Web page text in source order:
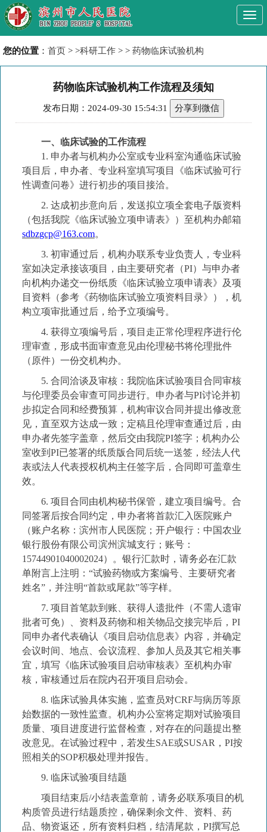
您的位置 ： 首页 > >科研工作 > > 药物临床试验机构
药物临床试验机构工作流程及须知
发布日期：2024-09-30 15:54:31 分享到微信
一、临床试验的工作流程
1. 申办者与机构办公室或专业科室沟通临床试验
项目后，申办者、 专业科室填写项目《临床试验可行
性调查问卷》进行初步的项目接洽。
2. 达成初步意向后，发送拟立项全套电子版资料
（包括我院《临床试验立项申请表》）至机构办邮箱
sdbzgcp@163.com。
3. 初审通过后， 机构办联系专业负责人，专业科
室如决定承接该项目，由主要研究者（PI） 与申办者
向机构办递交一份纸质《临床试验立项申请表》及项
目资料（参考《药物临床试验立项资料目录》），机
构立项审批通过后，给予立项编号。
4. 获得立项编号后， 项目走正常伦理程序进行伦
理审查，形成书面审查意见由伦理秘书将伦理批件
（原件）一份交机构办。
5. 合同洽谈及审核：我院临床试验项目合同审核
与伦理委员会审查可同步进行。申办者与PI讨论并初
步拟定合同和经费预算， 机构审议合同并提出修改意
见，直至双方达成一致；定稿且伦理审查通过后， 由
申办者先签字盖章，然后交由我院PI签字；机构办公
室收到 PI已签署的纸质版合同 后统一送签，经法人代
表或法人代表授权机构主任签字后， 合同 即可盖章生
效。
6. 项目合同由机构秘书保管，建立项目编号。 合
同签署后按合同约定，申办者将首款汇入医院账户
（账户名称： 滨州市人民医院；开户银行： 中国农业
银行股份有限公司滨州滨城支行；账号：
15744901040002024）。银行汇款时，请务必在汇款
单附言上注明： “试验药物或方案编号、主要研究者
姓名”，并注明“首款或尾款”等字样。
7. 项目首笔款到账、获得人遗批件（不需人遗审
批者可免）、资料及药物和相关物品交接完毕后， PI
同申办者代表确认《项目启动信息表》内容，并确定
会议时间、地点、会议流程、参加人员及其它相关事
宜，填写《临床试验项目启动审核表》 至机构办审
核，审核通过后在院内召开项目启动会。
8. 临床试验具体实施，监查员对CRF与病历等原
始数据的一致性监查。机构办公室将定期对试验项目
质量、项目进度进行监督检查，对存在的问题提出整
改意见。在试验过程中，若发生SAE或SUSAR ， PI按
照相关的SOP积极处理并报告。
9. 临床试验项目结题
项目结束后/小结表盖章前，请务必联系项目的机
构质管员进行结题质控， 确保剩余文件、资料、药
品、物资返还， 所有资料归档 ， 结清尾款 ， PI撰写总